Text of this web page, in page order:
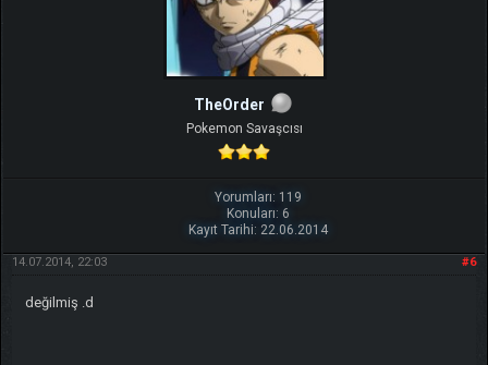
TheOrder
Pokemon Savaşcısı
Yorumları: 119
Konuları: 6
Kayıt Tarihi: 22.06.2014
#6
14.07.2014, 22:03
değilmiş .d